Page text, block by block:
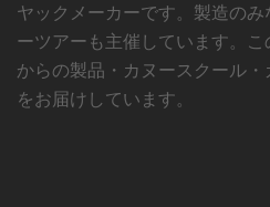
ヤックメーカーです。製造の
ーツアーも主催しています。
からの製品・カヌースクール
をお届けしています。